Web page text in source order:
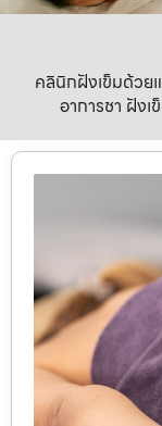
คลินิกฝังเข็มด้วย
อาการชา ฝัง